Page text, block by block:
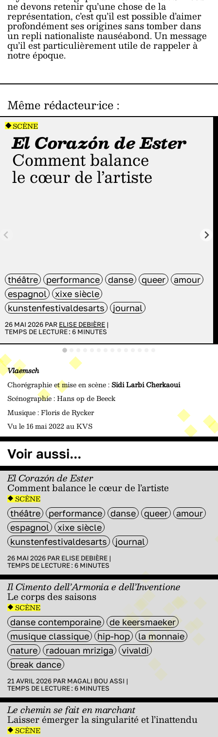
ne devons retenir qu’une chose de la
représentation, c’est qu’il est possible d’aimer
profondément ses origines sans tomber dans
un repli nationaliste nauséabond. Un message
qu’il est particulièrement utile de rappeler à
notre époque.
Même rédacteur·ice :
SCÈNE
El Corazón de Ester
Comment balance
le cœur de l’artiste
théâtre performance danse queer
amour
espagnol
xixe siècle
kunstenfestivaldesarts
journal
26 MAI 2026 PAR ELISE DEBIÈRE |
TEMPS DE LECTURE : 6 MINUTES
Vlaemsch
Chorégraphie et mise en scène :Sidi Larbi Cherkaoui
Scénographie : Hans op de Beeck
Musique : Floris de Rycker
Vu le 16 mai 2022 au KVS
Voir aussi...
El Corazón de Ester
Comment balance le cœur de l’artiste
SCÈNE
théâtre performance danse queer
amour
espagnol
xixe siècle
kunstenfestivaldesarts
journal
26 MAI 2026 PAR ELISE DEBIÈRE |
TEMPS DE LECTURE : 6 MINUTES
Il Cimento dell’Armonia e dell’Inventione
Le corps des saisons
SCÈNE
danse contemporaine
de keersmaeker
musique classique
hip-hop
la monnaie
nature
radouan mriziga
vivaldi
break dance
21 AVRIL 2026 PAR MAGALI BOU ASSI |
TEMPS DE LECTURE : 6 MINUTES
Le chemin se fait en marchant
Laisser émerger la singularité et l’inattendu
SCÈNE